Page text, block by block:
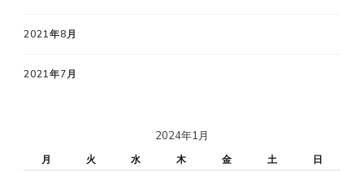
2021年8月
2021年7月
2024年1月
月 火 水 木 金 土
日